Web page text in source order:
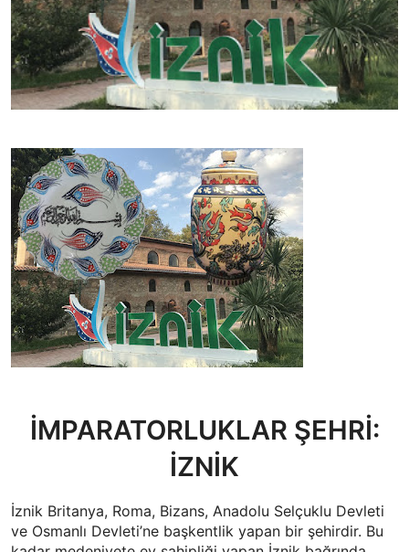
İMPARATORLUKLAR ŞEHRİ:
İZNİK
İznik Britanya, Roma, Bizans, Anadolu Selçuklu Devleti
ve Osmanlı Devleti’ne başkentlik yapan bir şehirdir. Bu